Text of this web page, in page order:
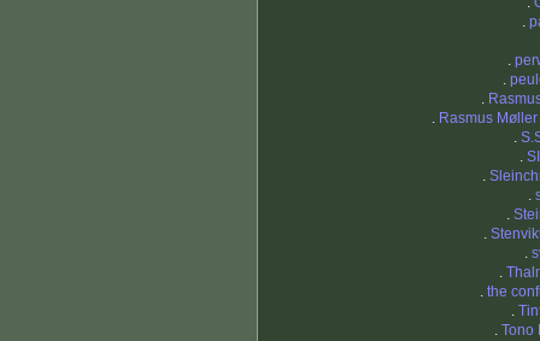
.
.
.
.
. Rasmus
.
.
.
.
.
.
.
.
. the
.
. Tono